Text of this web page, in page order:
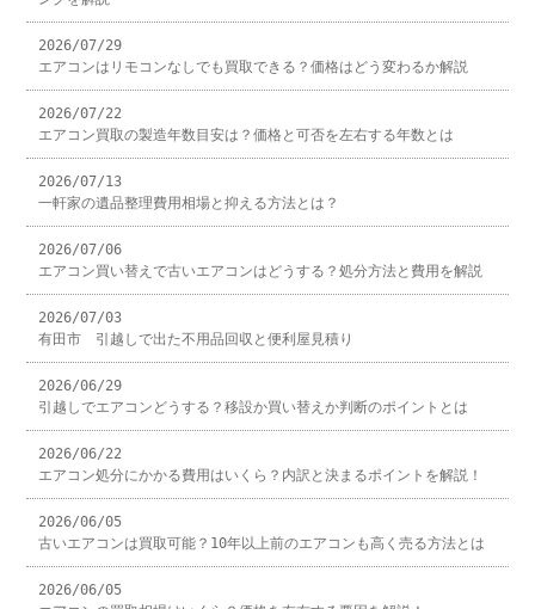
2026/07/29
エアコンはリモコンなしでも買取できる？価格はどう変わるか解説
2026/07/22
エアコン買取の製造年数目安は？価格と可否を左右する年数とは
2026/07/13
一軒家の遺品整理費用相場と抑える方法とは？
2026/07/06
エアコン買い替えで古いエアコンはどうする？処分方法と費用を解説
2026/07/03
有田市 引越しで出た不用品回収と便利屋見積り
2026/06/29
引越しでエアコンどうする？移設か買い替えか判断のポイントとは
2026/06/22
エアコン処分にかかる費用はいくら？内訳と決まるポイントを解説！
2026/06/05
古いエアコンは買取可能？10年以上前のエアコンも高く売る方法とは
2026/06/05